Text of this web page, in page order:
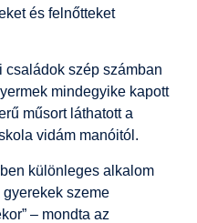
és felnőtteket
szép számban
mindegyike kapott
műsort láthatott a
vidám manóitól.
különleges alkalom
szeme
– mondta az